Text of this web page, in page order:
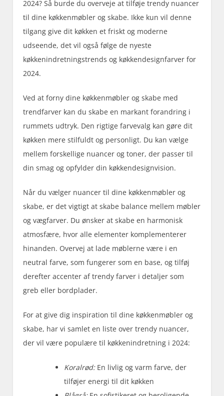
2024? Så burde du overveje at tilføje trendy nuancer
til dine køkkenmøbler og skabe. Ikke kun vil denne
tilgang give dit køkken et friskt og moderne
udseende, det vil også følge de nyeste
køkkenindretningstrends og køkkendesignfarver for
2024.
Ved at forny dine køkkenmøbler og skabe med
trendfarver kan du skabe en markant forandring i
rummets udtryk. Den rigtige farvevalg kan gøre dit
køkken mere stilfuldt og personligt. Du kan vælge
mellem forskellige nuancer og toner, der passer til
din smag og opfylder din køkkendesignvision.
Når du vælger nuancer til dine køkkenmøbler og
skabe, er det vigtigt at skabe balance mellem møbler
og vægfarver. Du ønsker at skabe en harmonisk
atmosfære, hvor alle elementer komplementerer
hinanden. Overvej at lade møblerne være i en
neutral farve, som fungerer som en base, og tilføj
derefter accenter af trendy farver i detaljer som
greb eller bordplader.
For at give dig inspiration til dine køkkenmøbler og
skabe, har vi samlet en liste over trendy nuancer,
der vil være populære til køkkenindretning i 2024:
Koralrød:En livlig og varm farve, der
tilføjer energi til dit køkken